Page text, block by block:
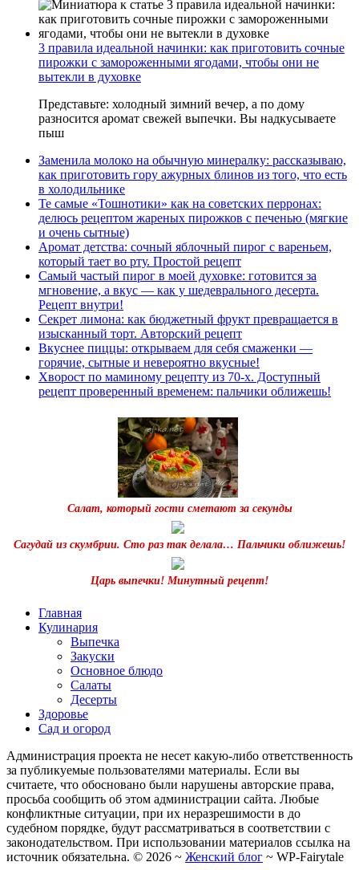
3 правила идеальной начинки: как приготовить сочные
пирожки с замороженными ягодами, чтобы они не
вытекли в духовке
Представьте: холодный зимний вечер, а по дому
разносится аромат свежей выпечки. Вы надкусываете
пыш
Заменила молоко на обычную минералку: рассказываю,
как приготовить гору ажурных блинов из того, что есть
в холодильнике
Те самые «Тошнотики» как на советских перронах:
делюсь рецептом жареных пирожков с печенью (мягкие
и очень сытные)
Аромат детства: сочный яблочный пирог с вареньем,
который тает во рту. Простой рецепт
Самый частый пирог в моей духовке: готовится за
мгновение, а вкус — как у шедеврального десерта.
Рецепт внутри!
Секрет лимона: как бюджетный фрукт превращается в
изысканный торт. Авторский рецепт
Вкуснее пиццы: открываем для себя смаженки —
горячие, сытные и невероятно вкусные!
Хворост по маминому рецепту из 70-х. Доступный
рецепт проверенный временем: пальчики оближешь!
Салат, который гости сметают за секунды
Сагудай из скумбрии. Сто раз так делала… Пальчики оближешь!
Царь выпечки! Минутный рецепт!
Главная
Кулинария
Выпечка
Закуски
Основное блюдо
Салаты
Десерты
Здоровье
Сад и огород
Администрация проекта не несет какую-либо ответственность
за публикуемые пользователями материалы. Если вы
считаете, что обосновано были нарушены авторские права,
просьба сообщить об этом администрации сайта. Любые
конфликтные ситуации, при их неразрешимости в до
судебном порядке, будут рассматриваться в соответствии с
законодательством. При использовании материалов ссылка на
источник обязательна. © 2026 ~ Женский блог ~ WP-Fairytale